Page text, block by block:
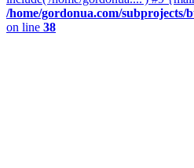
/home/gordonua.com/subprojects/
on line 38